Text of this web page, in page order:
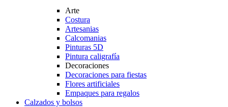
Arte
Costura
Artesanias
Calcomanias
Pinturas 5D
Pintura caligrafía
Decoraciones
Decoraciones para fiestas
Flores artificiales
Empaques para regalos
Calzados y bolsos